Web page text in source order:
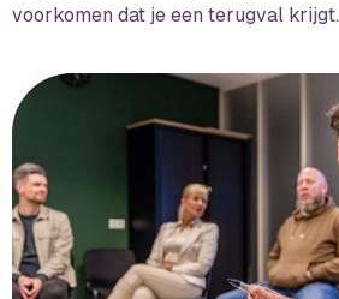
voorkomen dat je een terugval krijgt.